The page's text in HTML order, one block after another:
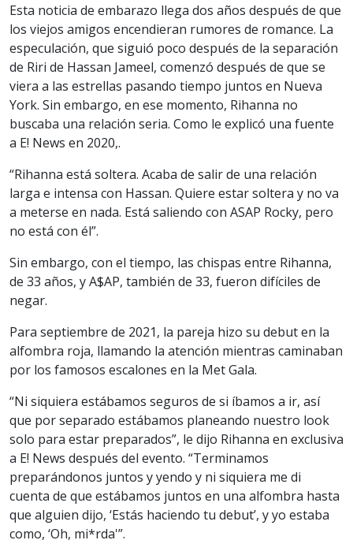
Esta noticia de embarazo llega dos años después de que
los viejos amigos encendieran rumores de romance. La
especulación, que siguió poco después de la separación
de Riri de Hassan Jameel, comenzó después de que se
viera a las estrellas pasando tiempo juntos en Nueva
York. Sin embargo, en ese momento, Rihanna no
buscaba una relación seria. Como le explicó una fuente
a E! News en 2020,.
“Rihanna está soltera. Acaba de salir de una relación
larga e intensa con Hassan. Quiere estar soltera y no va
a meterse en nada. Está saliendo con ASAP Rocky, pero
no está con él”.
Sin embargo, con el tiempo, las chispas entre Rihanna,
de 33 años, y A$AP, también de 33, fueron difíciles de
negar.
Para septiembre de 2021, la pareja hizo su debut en la
alfombra roja, llamando la atención mientras caminaban
por los famosos escalones en la Met Gala.
“Ni siquiera estábamos seguros de si íbamos a ir, así
que por separado estábamos planeando nuestro look
solo para estar preparados”, le dijo Rihanna en exclusiva
a E! News después del evento. “Terminamos
preparándonos juntos y yendo y ni siquiera me di
cuenta de que estábamos juntos en una alfombra hasta
que alguien dijo, ‘Estás haciendo tu debut’, y yo estaba
como, ‘Oh, mi*rda'”.